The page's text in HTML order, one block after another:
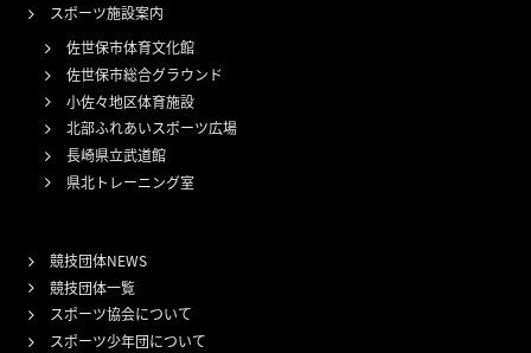
スポーツ施設案内
佐世保市体育文化館
佐世保市総合グラウンド
小佐々地区体育施設
北部ふれあいスポーツ広場
長崎県立武道館
県北トレーニング室
競技団体NEWS
競技団体一覧
スポーツ協会について
スポーツ少年団について